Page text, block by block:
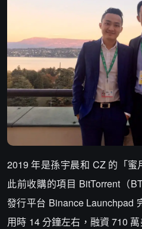
2019 年是孫宇晨和 CZ 的「
此前收購的項目 BitTorrent（
發行平台 Binance Launchpad
用時 14 分鐘左右，融資 710